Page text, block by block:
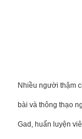
Nhiều người thậm
bài và thông thạo
Gad, huấn luyện